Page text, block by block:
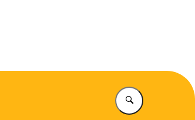
Vul in wat u